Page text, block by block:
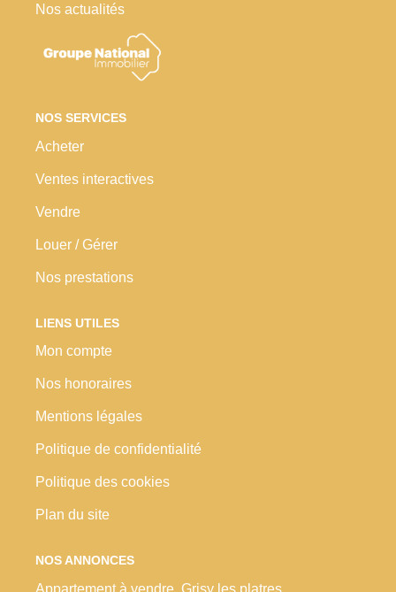
Nos actualités
NOS SERVICES
Acheter
Ventes interactives
Vendre
Louer / Gérer
Nos prestations
LIENS UTILES
Mon compte
Nos honoraires
Mentions légales
Politique de confidentialité
Politique des cookies
Plan du site
NOS ANNONCES
Appartement à vendre, Grisy les platres